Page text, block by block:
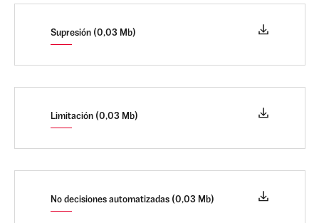
Supresión (0,03 Mb)
Limitación (0,03 Mb)
No decisiones automatizadas (0,03 Mb)